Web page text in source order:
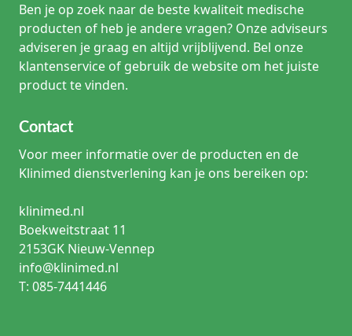
Ben je op zoek naar de beste kwaliteit medische
producten of heb je andere vragen? Onze adviseurs
adviseren je graag en altijd vrijblijvend. Bel onze
klantenservice of gebruik de website om het juiste
product te vinden.
Contact
Voor meer informatie over de producten en de
Klinimed dienstverlening kan je ons bereiken op:
klinimed.nl
Boekweitstraat 11
2153GK Nieuw-Vennep
info@klinimed.nl
T: 085-7441446